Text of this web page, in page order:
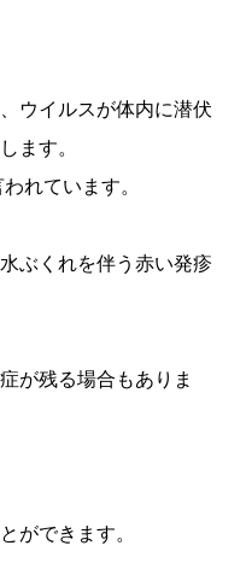
ウイルスが体内に潜伏
ます。
れています。
ぶくれを伴う赤い発疹
が残る場合もありま
ができます。